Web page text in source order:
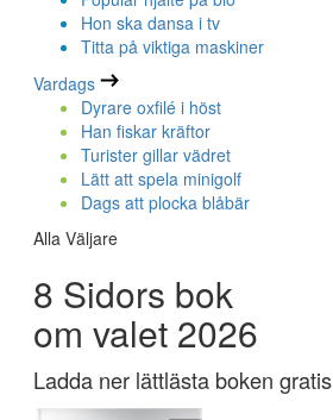
Hon ska dansa i tv
Titta på viktiga maskiner
Vardags
Dyrare oxfilé i höst
Han fiskar kräftor
Turister gillar vädret
Lätt att spela minigolf
Dags att plocka blåbär
Alla Väljare
8 Sidors bok
om valet 2026
Ladda ner lättlästa boken gratis